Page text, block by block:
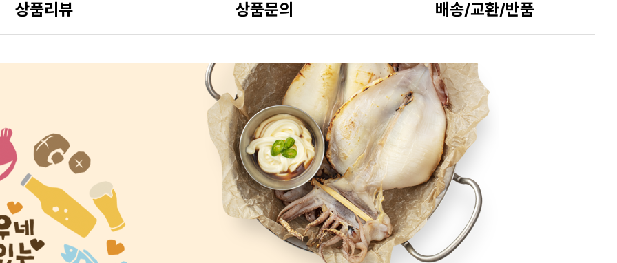
상품리뷰 상품문의 배송/교환/반품